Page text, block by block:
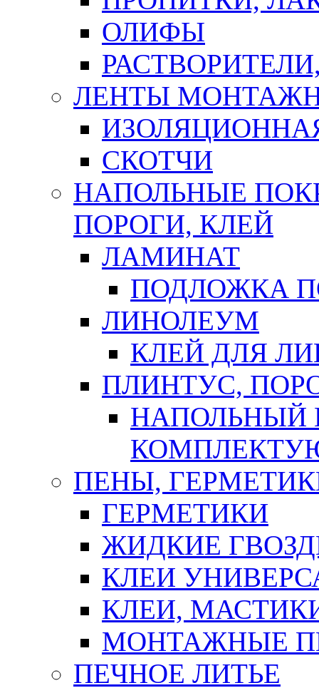
ОЛИФЫ
ЛЕНТЫ
СКОТЧИ
НАПОЛЬНЫЕ
ПОРОГИ, КЛЕЙ
ЛАМИНАТ
ПОДЛОЖКА
ЛИНОЛЕУМ
КЛЕЙ ДЛЯ
ПЛИНТУС,
НАПОЛЬНЫЙ
ПЕНЫ,
ГЕРМЕТИКИ
ЖИДКИЕ
КЛЕИ
КЛЕИ,
МОНТАЖНЫЕ
ПЕЧНОЕ ЛИТЬЕ